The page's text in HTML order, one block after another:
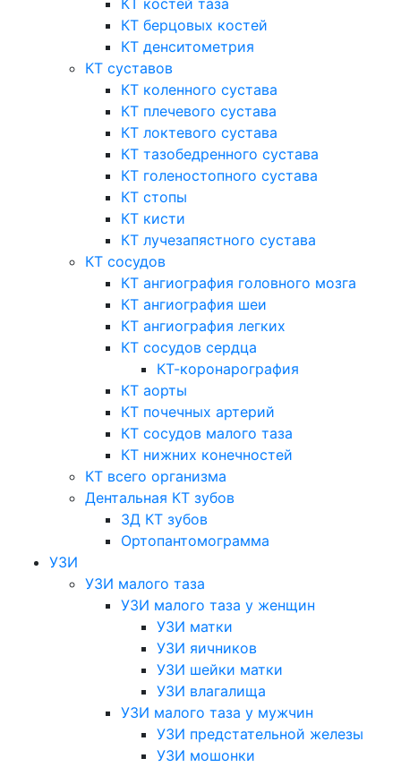
КТ костей таза
КТ берцовых костей
КТ денситометрия
КТ суставов
КТ коленного сустава
КТ плечевого сустава
КТ локтевого сустава
КТ тазобедренного сустава
КТ голеностопного сустава
КТ стопы
КТ кисти
КТ лучезапястного сустава
КТ сосудов
КТ ангиография головного мозга
КТ ангиография шеи
КТ ангиография легких
КТ сосудов сердца
КТ-коронарография
КТ аорты
КТ почечных артерий
КТ сосудов малого таза
КТ нижних конечностей
КТ всего организма
Дентальная КТ зубов
3Д КТ зубов
Ортопантомограмма
УЗИ
УЗИ малого таза
УЗИ малого таза у женщин
УЗИ матки
УЗИ яичников
УЗИ шейки матки
УЗИ влагалища
УЗИ малого таза у мужчин
УЗИ предстательной железы
УЗИ мошонки